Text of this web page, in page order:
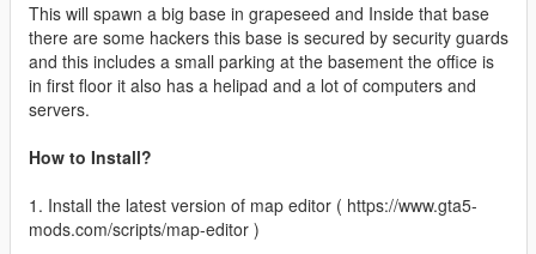
This will spawn a big base in grapeseed and Inside that base
there are some hackers this base is secured by security guards
and this includes a small parking at the basement the office is
in first floor it also has a helipad and a lot of computers and
servers.
How to Install?
1. Install the latest version of map editor ( https://www.gta5-
mods.com/scripts/map-editor )